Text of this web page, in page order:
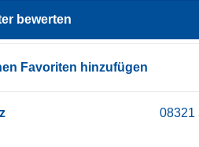
bewerten
Favoriten hinzufügen